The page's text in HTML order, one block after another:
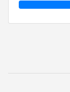
Bij ons komt
WhatsApp-
zwemles, BSO,
klaarleggen,
onthouden, kind